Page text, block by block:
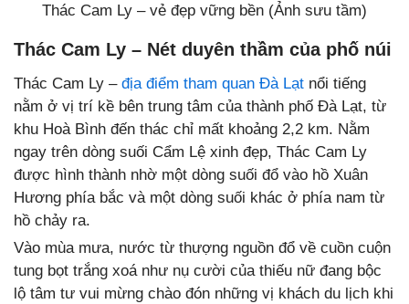
Thác Cam Ly – vẻ đẹp vững bền (Ảnh sưu tầm)
Thác Cam Ly – Nét duyên thầm của phố núi
Thác Cam Ly – địa điểm tham quan Đà Lạt nổi tiếng
nằm ở vị trí kề bên trung tâm của thành phố Đà Lạt, từ
khu Hoà Bình đến thác chỉ mất khoảng 2,2 km. Nằm
ngay trên dòng suối Cẩm Lệ xinh đẹp, Thác Cam Ly
được hình thành nhờ một dòng suối đổ vào hồ Xuân
Hương phía bắc và một dòng suối khác ở phía nam từ
hồ chảy ra.
Vào mùa mưa, nước từ thượng nguồn đổ về cuồn cuộn
tung bọt trắng xoá như nụ cười của thiếu nữ đang bộc
lộ tâm tư vui mừng chào đón những vị khách du lịch khi